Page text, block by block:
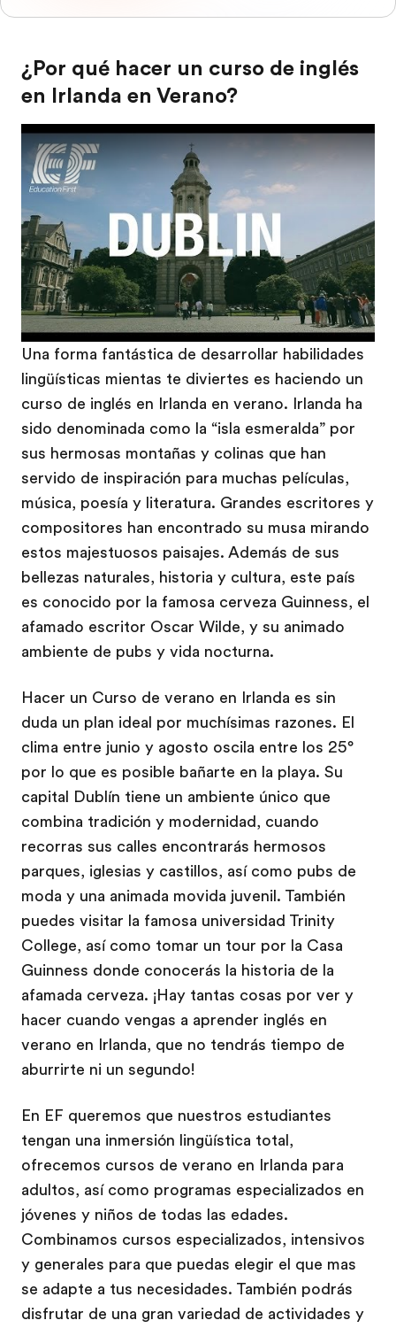
¿Por qué hacer un curso de inglés
en Irlanda en Verano?
Play
Una forma fantástica de desarrollar habilidades
lingüísticas mientas te diviertes es haciendo un
curso de inglés en Irlanda en verano. Irlanda ha
sido denominada como la “isla esmeralda” por
sus hermosas montañas y colinas que han
servido de inspiración para muchas películas,
música, poesía y literatura. Grandes escritores y
compositores han encontrado su musa mirando
estos majestuosos paisajes. Además de sus
bellezas naturales, historia y cultura, este país
es conocido por la famosa cerveza Guinness, el
afamado escritor Oscar Wilde, y su animado
ambiente de pubs y vida nocturna.
Hacer un Curso de verano en Irlanda es sin
duda un plan ideal por muchísimas razones. El
clima entre junio y agosto oscila entre los 25°
por lo que es posible bañarte en la playa. Su
capital Dublín tiene un ambiente único que
combina tradición y modernidad, cuando
recorras sus calles encontrarás hermosos
parques, iglesias y castillos, así como pubs de
moda y una animada movida juvenil. También
puedes visitar la famosa universidad Trinity
College, así como tomar un tour por la Casa
Guinness donde conocerás la historia de la
afamada cerveza. ¡Hay tantas cosas por ver y
hacer cuando vengas a aprender inglés en
verano en Irlanda, que no tendrás tiempo de
aburrirte ni un segundo!
En EF queremos que nuestros estudiantes
tengan una inmersión lingüística total,
ofrecemos cursos de verano en Irlanda para
adultos, así como programas especializados en
jóvenes y niños de todas las edades.
Combinamos cursos especializados, intensivos
y generales para que puedas elegir el que mas
se adapte a tus necesidades. También podrás
disfrutar de una gran variedad de actividades y